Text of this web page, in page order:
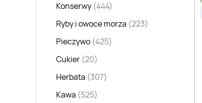
Konserwy (444)
Ryby i owoce morza (223)
Pieczywo (425)
Cukier (20)
Herbata (307)
Kawa (525)